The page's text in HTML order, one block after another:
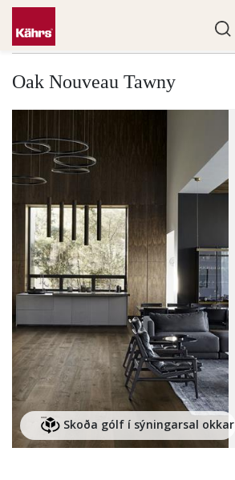
Finndu annað gólf
Oak Nouveau Tawny
Skoða gólf í sýningarsal okkar